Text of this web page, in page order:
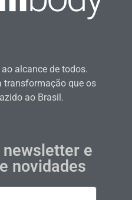
alcance de todos.
transformação que os
ao Brasil.
e
novidades